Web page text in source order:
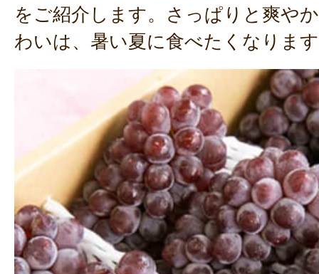
をご紹介します。さっぱりと爽や
わいは、暑い夏に食べたくなりま